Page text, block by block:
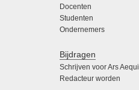
Docenten
Studenten
Ondernemers
Bijdragen
Schrijven voor Ars Aequi
Redacteur worden